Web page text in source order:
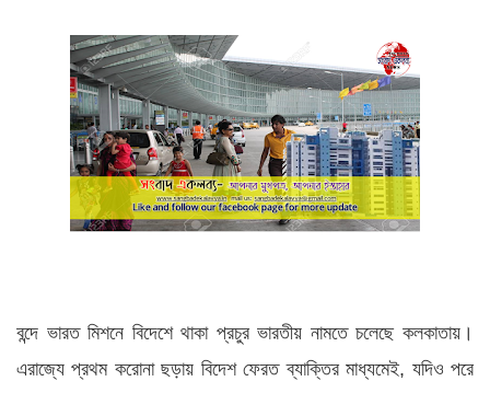
বন্দে ভারত মিশনে বিদেশে থাকা প্রচুর ভারতীয় নামতে চলেছে কলকাতায়।
এরাজ্যে প্রথম করোনা ছড়ায় বিদেশ ফেরত ব্যাক্তির মাধ্যমেই, যদিও পরে